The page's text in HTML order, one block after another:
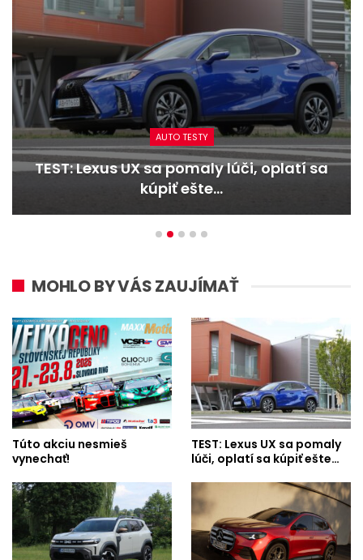
AUTO TESTY
TEST: Lexus UX sa pomaly lúči, oplatí sa
kúpiť ešte…
MOHLO BY VÁS ZAUJÍMAŤ
Túto akciu nesmieš
vynechať!
TEST: Lexus UX sa pomaly
lúči, oplatí sa kúpiť ešte…